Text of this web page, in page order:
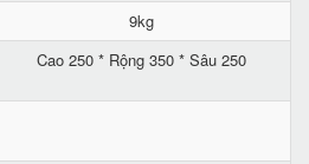
9kg
Cao 250 * Rộng 350 * Sâu 250